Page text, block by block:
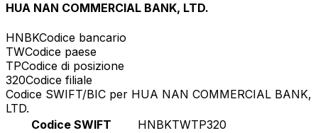
HUA NAN COMMERCIAL BANK, LTD.
HNBKCodice bancario
TWCodice paese
TPCodice di posizione
320Codice filiale
Codice SWIFT/BIC per HUA NAN COMMERCIAL BANK,
LTD.
Codice SWIFT
HNBKTWTP320